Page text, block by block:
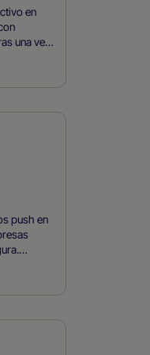
en
una vez
de
push en
a la
sólo su